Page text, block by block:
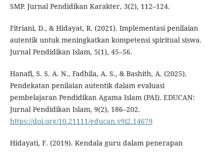
SMP. Jurnal Pendidikan Karakter, 3(2), 112–124.
Fitriani, D., & Hidayat, R. (2021). Implementasi penilaian
autentik untuk meningkatkan kompetensi spiritual siswa.
Jurnal Pendidikan Islam, 5(1), 45–56.
Hanafi, S. S. A. N., Fadhila, A. S., & Bashith, A. (2025).
Pendekatan penilaian autentik dalam evaluasi
pembelajaran Pendidikan Agama Islam (PAI). EDUCAN:
Jurnal Pendidikan Islam, 9(2), 186–202.
https://doi.org/10.21111/educan.v9i2.14679
Hidayati, F. (2019). Kendala guru dalam penerapan